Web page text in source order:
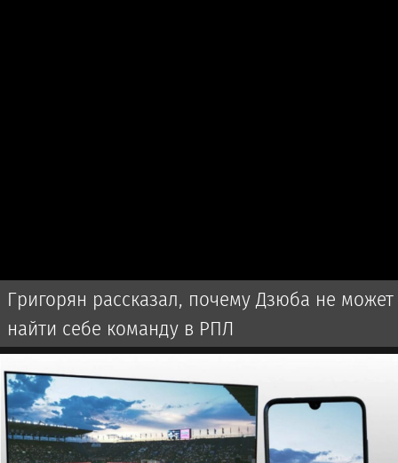
Григорян рассказал, почему Дзюба не может
найти себе команду в РПЛ